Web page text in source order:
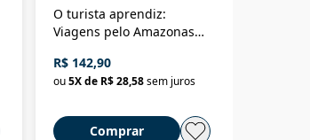
O turista aprendiz:
Viagens pelo Amazonas
até a Bolívia e por Marajó
até dizer chega
R$ 142,90
ou5X de R$ 28,58sem juros
Comprar